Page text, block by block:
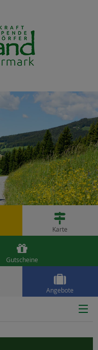

Karte

Gutscheine

Angebote